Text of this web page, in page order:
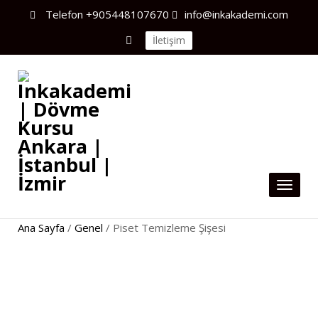
Telefon +905448107670 info@inkakademi.com
İletişim
Toggle
Ana Sayfa / Genel / Piset Temizleme Şişesi